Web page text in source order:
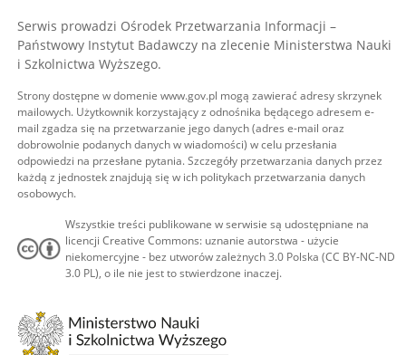
Serwis prowadzi Ośrodek Przetwarzania Informacji –
Państwowy Instytut Badawczy na zlecenie Ministerstwa Nauki
i Szkolnictwa Wyższego.
Strony dostępne w domenie www.gov.pl mogą zawierać adresy skrzynek
mailowych. Użytkownik korzystający z odnośnika będącego adresem e-
mail zgadza się na przetwarzanie jego danych (adres e-mail oraz
dobrowolnie podanych danych w wiadomości) w celu przesłania
odpowiedzi na przesłane pytania. Szczegóły przetwarzania danych przez
każdą z jednostek znajdują się w ich politykach przetwarzania danych
osobowych.
Wszystkie treści publikowane w serwisie są udostępniane na
licencji Creative Commons: uznanie autorstwa - użycie
niekomercyjne - bez utworów zależnych 3.0 Polska (CC BY-NC-ND
3.0 PL), o ile nie jest to stwierdzone inaczej.